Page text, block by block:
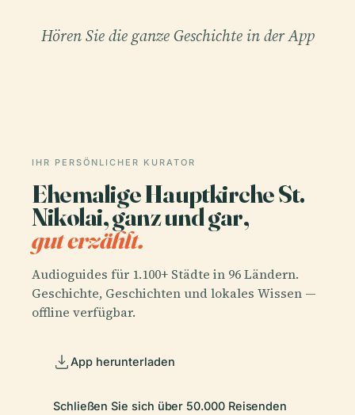
Hören Sie die ganze Geschichte in der App
IHR PERSÖNLICHER KURATOR
Ehemalige Hauptkirche St.
Nikolai, ganz und gar,
gut erzählt.
Audioguides für 1.100+ Städte in 96 Ländern.
Geschichte, Geschichten und lokales Wissen —
offline verfügbar.
App herunterladen
Schließen Sie sich über 50.000 Reisenden